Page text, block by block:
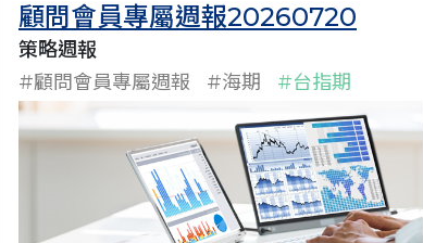
顧問會員專屬週報20260720
策略週報
#顧問會員專屬週報
#海期
#台指期
#策略